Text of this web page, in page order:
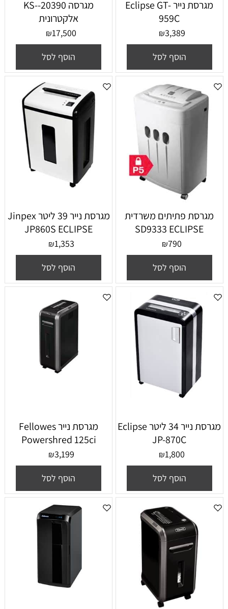
מגרסת נייר Eclipse GT-
959C
₪3,389
הוסף לסל
מגרסה 20390--KS
אלקטרונית
₪17,500
הוסף לסל
מגרסת פתיתים משרדית
SD9333 ECLIPSE
₪790
הוסף לסל
מגרסת נייר ‏39 ‏ליטר Jinpex
JP860S ECLIPSE
₪1,353
הוסף לסל
מגרסת נייר ‏34 ‏ליטר Eclipse
JP-870C
₪1,800
הוסף לסל
מגרסת נייר Fellowes
Powershred 125ci
₪3,199
הוסף לסל